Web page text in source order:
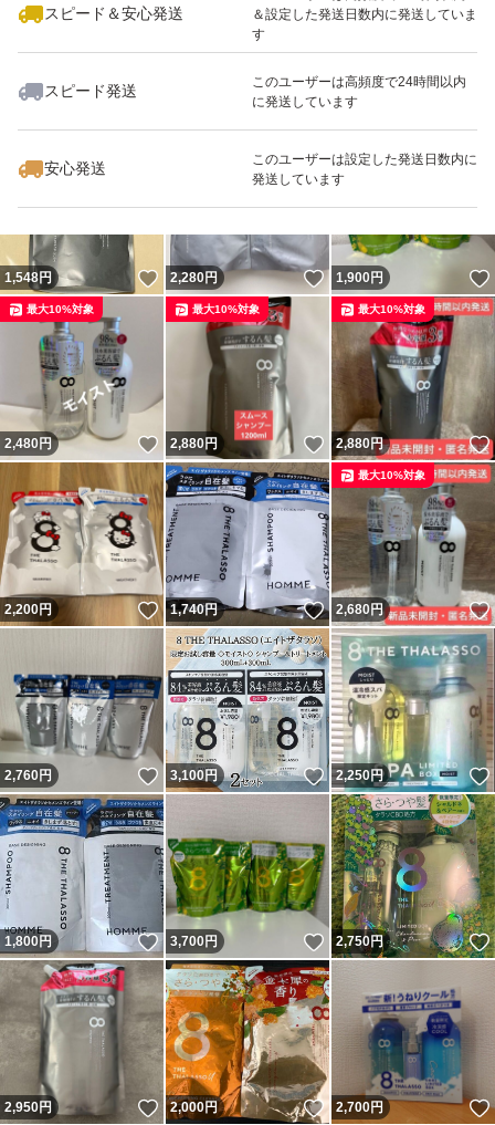
スピード＆安心発送
＆設定した発送日数内に発送していま
す
スピード発送
このユーザーは高頻度で24時間以内
に発送しています
安心発送
このユーザーは設定した発送日数内に
発送しています
いいね！
2,555
1,548円 いいね！
2,280円 いいね！
1,900円
2,480円 いいね！
最大10%対象
2,880円 いいね！
最大10%対象
2,880円
最大10%対象
2,200円 いいね！
1,740円 いいね！
2,680円
最大10%対象
2,760円 いいね！
3,100円 いいね！
2,250円
1,800円 いいね！
3,700円 いいね！
2,750円
2,950円 いいね！
2,000円 いいね！
2,700円